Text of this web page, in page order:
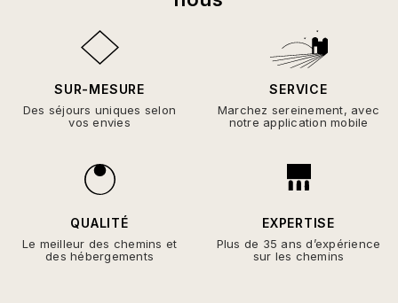
SUR-MESURE
Des séjours uniques selon
vos envies
SERVICE
Marchez sereinement, avec
notre application mobile
QUALITÉ
Le meilleur des chemins et
des hébergements
EXPERTISE
Plus de 35 ans d’expérience
sur les chemins